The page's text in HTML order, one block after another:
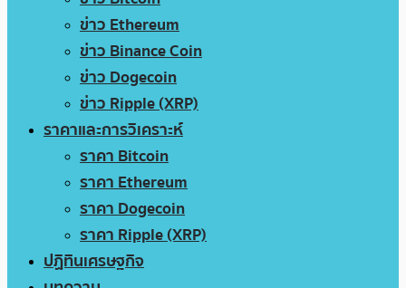
ข่าว Ethereum
ข่าว Binance Coin
ข่าว Dogecoin
ข่าว Ripple (XRP)
ราคาและการวิเคราะห์
ราคา Bitcoin
ราคา Ethereum
ราคา Dogecoin
ราคา Ripple (XRP)
ปฏิทินเศรษฐกิจ